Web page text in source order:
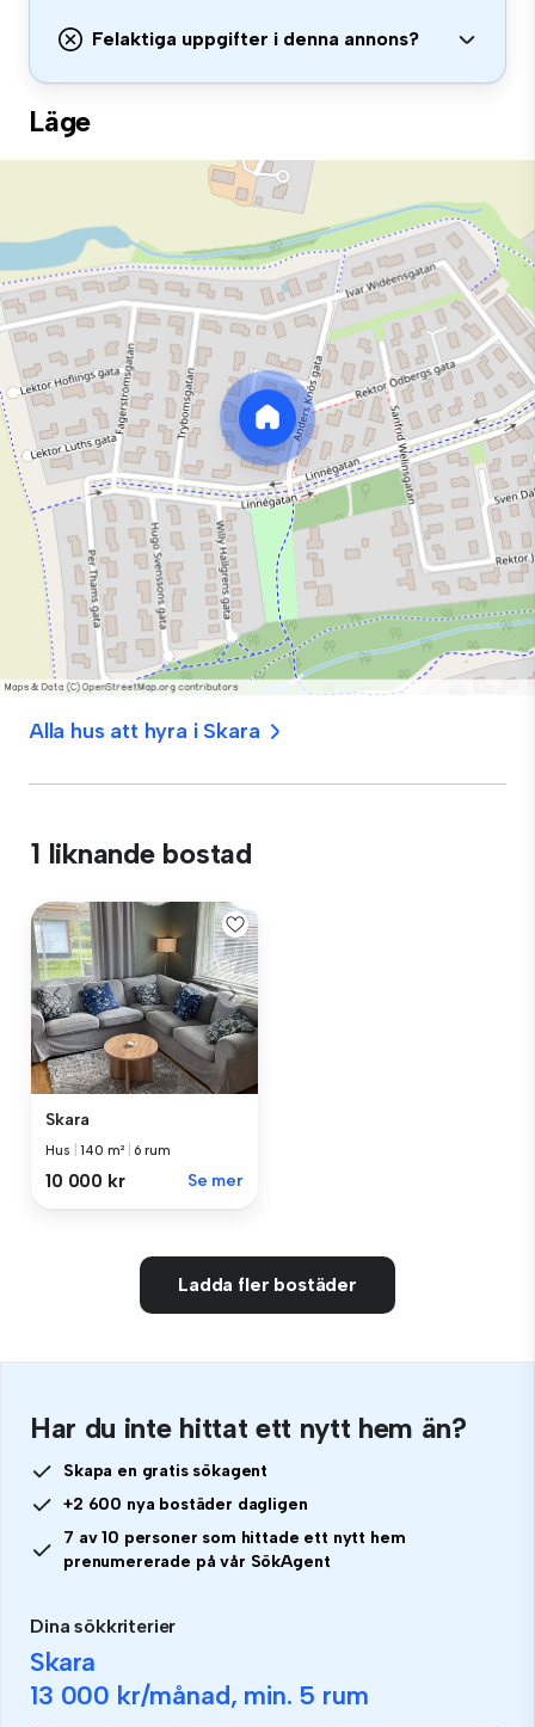
Felaktiga uppgifter i denna annons?
Läge
Alla hus att hyra i Skara
1 liknande bostad
Skara
Hus |140 m² 6 rum
10 000 kr Se mer
Ladda fler bostäder
Har du inte hittat ett nytt hem än?
Skapa en gratis sökagent
+2 600 nya bostäder dagligen
7 av 10 personer som hittade ett nytt hem
prenumererade på vår SökAgent
Dina sökkriterier
Skara
13 000 kr/månad, min. 5 rum